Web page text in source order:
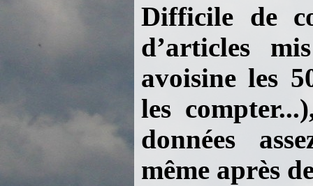
Difficile de
d’articles
avoisine les
les
données
même après